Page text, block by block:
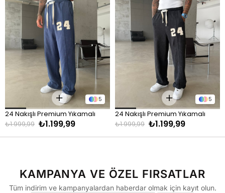
5
24 Nakışlı Premium Yıkamalı
Eşofman - Mavi₺1.199,99
₺1.999,99
5
24 Nakışlı Premium Yıkamalı
Eşofman - Siyah₺1.199,99
₺1.999,99
KAMPANYA VE ÖZEL FIRSATLAR
Tüm indirim ve kampanyalardan haberdar olmak için kayıt olun.